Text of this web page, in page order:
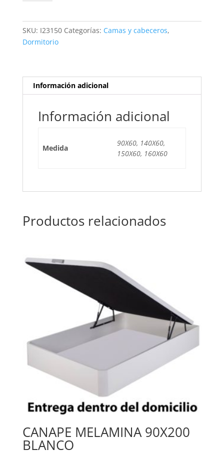
SKU: I23150 Categorías: Camas y cabeceros,
Dormitorio
Información adicional
Información adicional
Medida
90X60, 140X60,
150X60, 160X60
Productos relacionados
CANAPE MELAMINA 90X200
BLANCO